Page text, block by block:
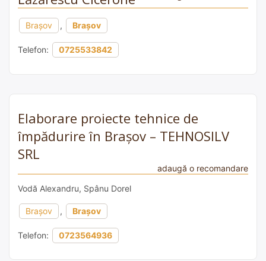
Brașov , Brașov
Telefon: 0725533842
Elaborare proiecte tehnice de
împădurire în Brașov – TEHNOSILV
SRL
adaugă o recomandare
Vodă Alexandru, Spânu Dorel
Brașov , Brașov
Telefon: 0723564936